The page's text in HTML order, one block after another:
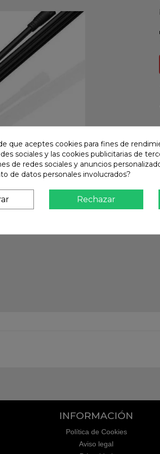
INFORMACIÓN
Política de Cookies
Aviso legal
que aceptes cookies para fines de
sociales y las cookies publicitarias de
de redes sociales y anuncios
de datos personales involucrados?
Rechazar